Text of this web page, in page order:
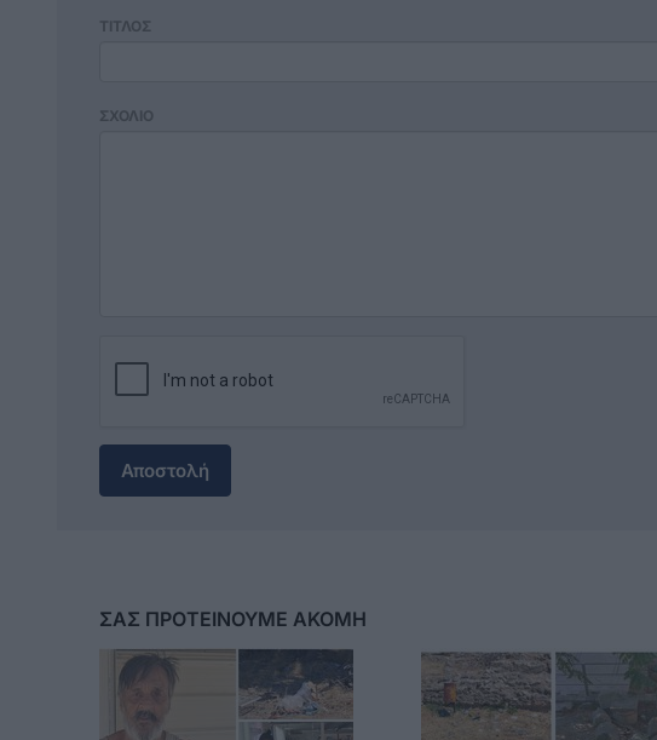
ΤΙΤΛΟΣ
ΣΧΟΛΙΟ
Αποστολή
ΣΑΣ ΠΡΟΤΕΙΝΟΥΜΕ ΑΚΟΜΗ